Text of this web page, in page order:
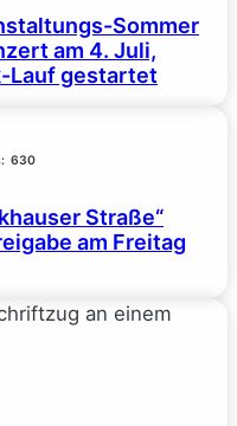
Sommer
am 4. Juli,
Lauf gestartet
630
Straße“
am Freitag